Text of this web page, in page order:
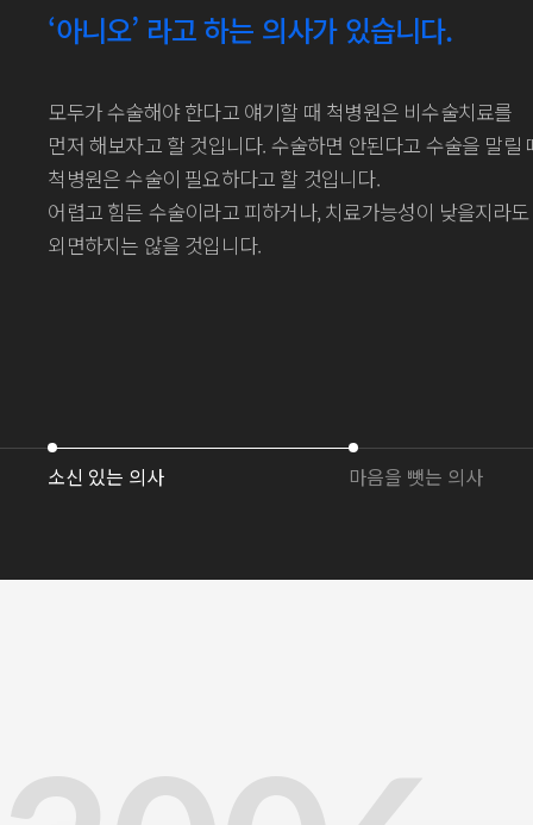
‘아니오’ 라고 하는 의사가 있습니다.
모두가 수술해야 한다고 얘기할 때 척병원은 비수술치료를
먼저 해보자고 할 것입니다. 수술하면 안된다고 수술을 말릴
척병원은 수술이 필요하다고 할 것입니다.
어렵고 힘든 수술이라고 피하거나, 치료가능성이 낮을지라도
외면하지는 않을 것입니다.
소신 있는 의사 마음을 뺏는 의사